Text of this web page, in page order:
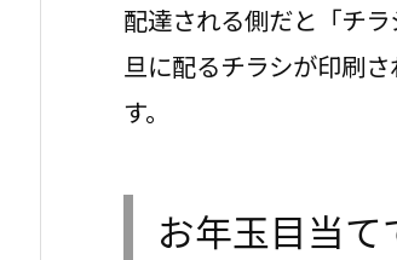
配達される側だと「チ
旦に配るチラシが印刷
す。
お年玉目当